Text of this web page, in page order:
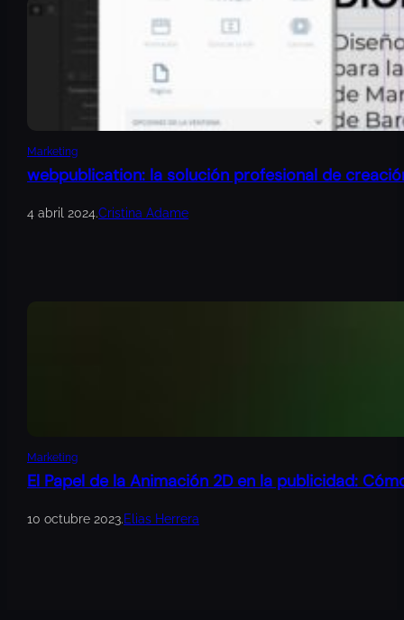
Marketing
webpublication: la solución profesional de
4 abril 2024.Cristina Adame
Marketing
El Papel de la Animación 2D en la publicidad:
10 octubre 2023.Elias Herrera